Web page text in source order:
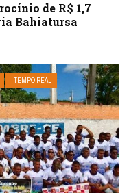
de R$ 1,7
Bahiatursa
TEMPO REAL